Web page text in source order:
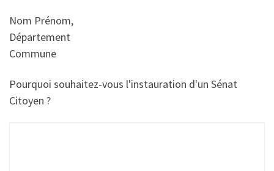
Nom Prénom,
Département
Commune
Pourquoi souhaitez-vous l'instauration d'un Sénat
Citoyen ?